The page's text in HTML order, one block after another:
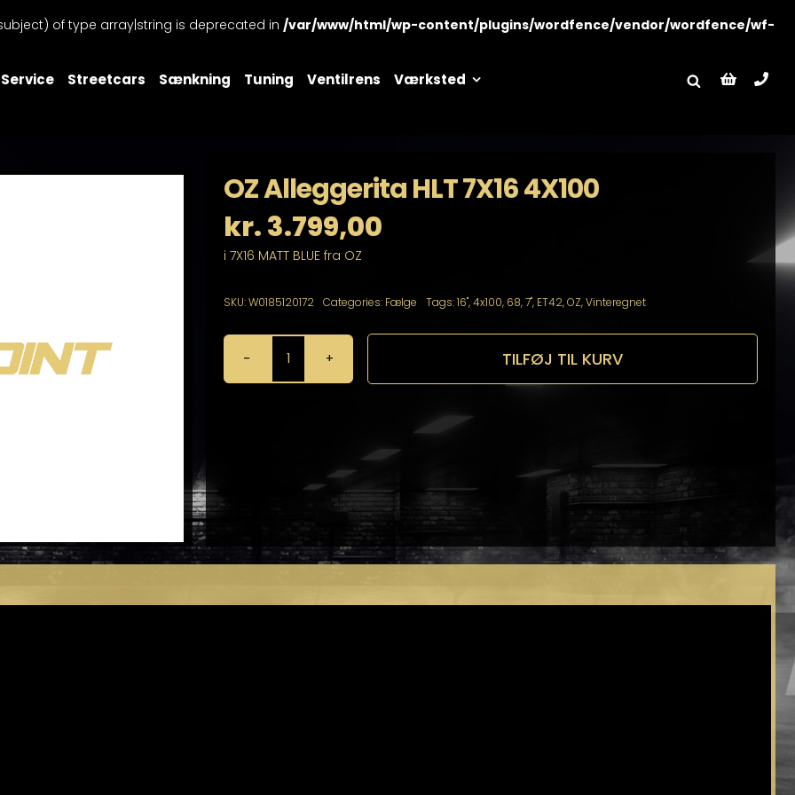
of type array|string is deprecated in /var/www/html/wp-content/plugins/wordfence/vendor/wordfence/wf-
Service Streetcars Sænkning Tuning Ventilrens Værksted
OZ Alleggerita HLT 7X16 4X100
kr.3.799,00
i 7X16 MATT BLUE fra OZ
SKU:W0185120172 Categories: Fælge Tags:16",4x100, 68,7", ET42,OZ,Vinteregnet
OZ
Alleggerita
TILFØJ TIL KURV